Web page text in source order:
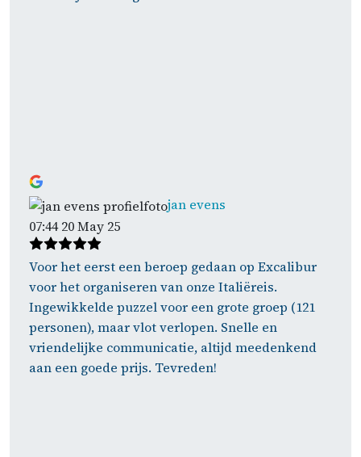
jan evens
07:44 20 May 25
Voor het eerst een beroep gedaan op Excalibur
voor het organiseren van onze Italiëreis.
Ingewikkelde puzzel voor een grote groep (121
personen), maar vlot verlopen. Snelle en
vriendelijke communicatie, altijd meedenkend
aan een goede prijs. Tevreden!